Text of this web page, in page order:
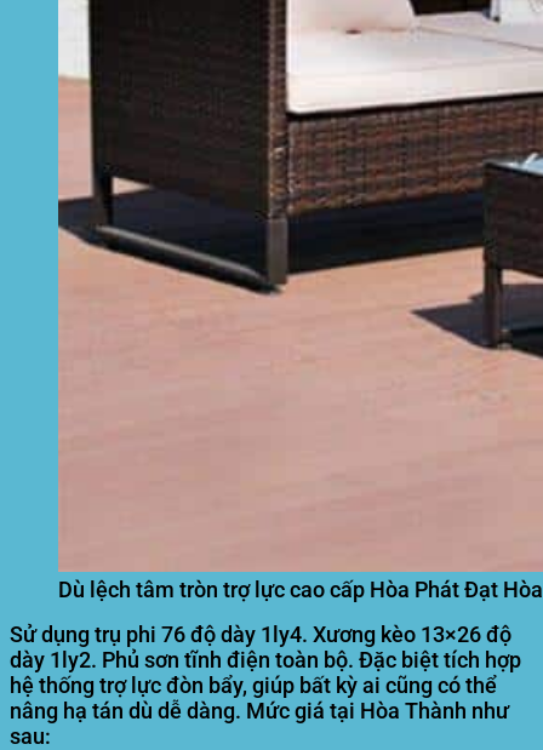
Dù lệch tâm tròn trợ lực cao cấp Hòa Phát Đạt
Sử dụng trụ phi 76 độ dày 1ly4. Xương kèo 13×26 độ
dày 1ly2. Phủ sơn tĩnh điện toàn bộ. Đặc biệt tích hợp
hệ thống trợ lực đòn bẩy, giúp bất kỳ ai cũng có thể
nâng hạ tán dù dễ dàng. Mức giá tại Hòa Thành như
sau: